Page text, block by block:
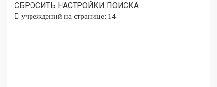
СБРОСИТЬ НАСТРОЙКИ ПОИСКА
учреждений на странице: 14